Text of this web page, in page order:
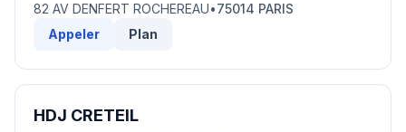
82 AV DENFERT ROCHEREAU•75014 PARIS
Appeler
Plan
HDJ CRETEIL